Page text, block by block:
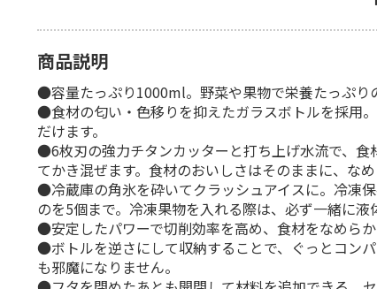
商品説明
●容量たっぷり1000ml。野菜や果物で栄養たっぷり
●食材の匂い・色移りを抑えたガラスボトルを採用
だけます。
●6枚刃の強力チタンカッターと打ち上げ水流で、
てかき混ぜます。食材のおいしさはそのままに、なめ
●冷蔵庫の角氷を砕いてクラッシュアイスに。冷凍
のを5個まで。冷凍果物を入れる際は、必ず一緒に液
●安定したパワーで切削効率を高め、食材をなめら
●ボトルを逆さにして収納することで、ぐっとコン
も邪魔になりません。